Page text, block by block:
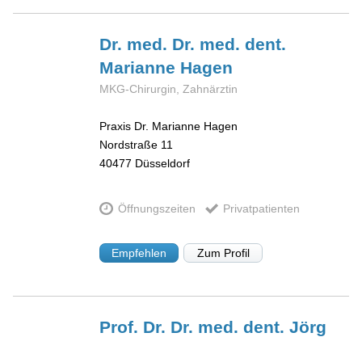
Dr. med. Dr. med. dent.
Marianne Hagen
MKG-Chirurgin, Zahnärztin
Praxis Dr. Marianne Hagen
Nordstraße 11
40477 Düsseldorf
Öffnungszeiten Privatpatienten
Empfehlen Zum Profil
Prof. Dr. Dr. med. dent. Jörg